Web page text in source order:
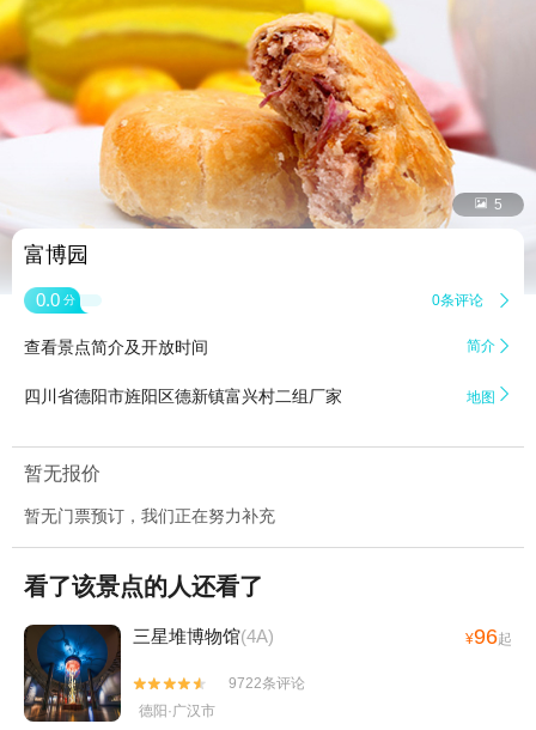
 5
富博园
0.0 分 0条评论 
查看景点简介及开放时间 简介 
四川省德阳市旌阳区德新镇富兴村二组厂家 地图 
暂无报价
暂无门票预订，我们正在努力补充
看了该景点的人还看了
三星堆博物馆(4A) ¥96起


9722条评论
德阳·广汉市
